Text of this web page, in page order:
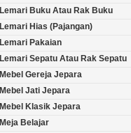
Lemari Buku Atau Rak Buku
Lemari Hias (Pajangan)
Lemari Pakaian
Lemari Sepatu Atau Rak Sepatu
Mebel Gereja Jepara
Mebel Jati Jepara
Mebel Klasik Jepara
Meja Belajar